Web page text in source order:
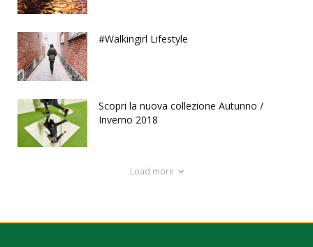
#Walkingirl Lifestyle
Scopri la nuova collezione Autunno /
Inverno 2018
Load more